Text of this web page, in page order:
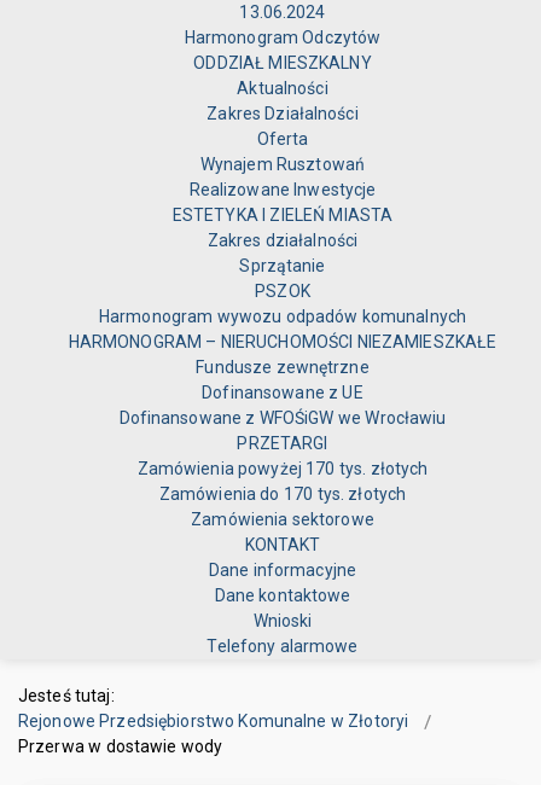
13.06.2024
Harmonogram Odczytów
ODDZIAŁ MIESZKALNY
Aktualności
Zakres Działalności
Oferta
Wynajem Rusztowań
Realizowane Inwestycje
ESTETYKA I ZIELEŃ MIASTA
Zakres działalności
Sprzątanie
PSZOK
Harmonogram wywozu odpadów komunalnych
HARMONOGRAM – NIERUCHOMOŚCI NIEZAMIESZKAŁE
Fundusze zewnętrzne
Dofinansowane z UE
Dofinansowane z WFOŚiGW we Wrocławiu
PRZETARGI
Zamówienia powyżej 170 tys. złotych
Zamówienia do 170 tys. złotych
Zamówienia sektorowe
KONTAKT
Dane informacyjne
Dane kontaktowe
Wnioski
Telefony alarmowe
Jesteś tutaj:
Rejonowe Przedsiębiorstwo Komunalne w Złotoryi
Przerwa w dostawie wody